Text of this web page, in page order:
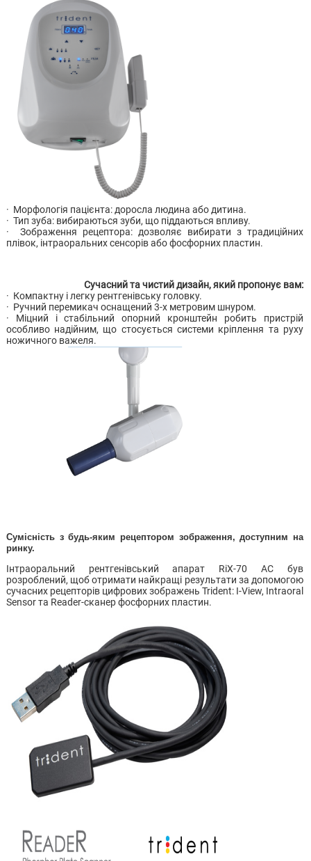
· Морфологія пацієнта: доросла людина або дитина.
· Тип зуба: вибираються зуби, що піддаються впливу.
· Зображення рецептора: дозволяє вибирати з традиційних
плівок, інтраоральних сенсорів або фосфорних пластин.
Сучасний та чистий дизайн, який пропонує вам:
· Компактну і легку рентгенівську головку.
· Ручний перемикач оснащений 3-х метровим шнуром.
· Міцний і стабільний опорний кронштейн робить пристрій
особливо надійним, що стосується системи кріплення та руху
ножичного важеля.
Сумісність з будь-яким рецептором зображення, доступним на
ринку.
Інтраоральний рентгенівський апарат RiX-70 AC був
розроблений, щоб отримати найкращі результати за допомогою
сучасних рецепторів цифрових зображень Trident: I-View, Intraoral
Sensor та Reader-сканер фосфорних пластин.